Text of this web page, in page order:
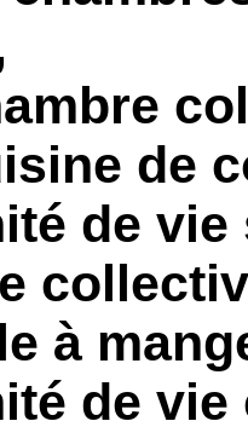
de
de
à
de vie